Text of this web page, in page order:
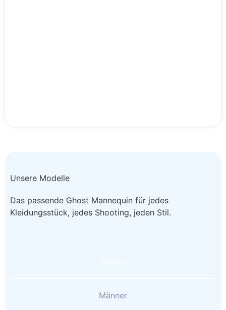
Unsere Modelle
Das passende Ghost Mannequin für jedes
Kleidungsstück, jedes Shooting, jeden Stil.
Männer